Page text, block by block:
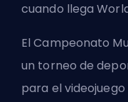
cuando llega
El Campeonato
un torneo de
para el